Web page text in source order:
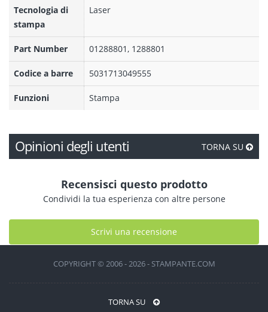
Tecnologia di
stampa
Laser
Part Number 01288801, 1288801
Codice a barre 5031713049555
Funzioni Stampa
Opinioni degli utenti TORNA SU
Recensisci questo prodotto
Condividi la tua esperienza con altre persone
Scrivi una recensione
COPYRIGHT © 2006 - 2026 - STAMPANTE.COM
TORNA SU